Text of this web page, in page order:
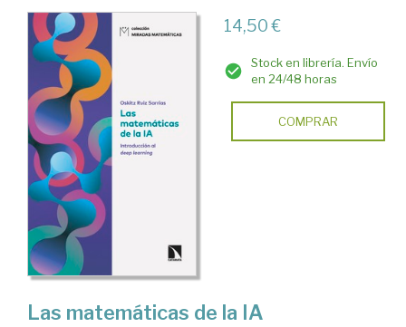
14,50 €
Stock en librería. Envío
en 24/48 horas
COMPRAR
Las matemáticas de la IA